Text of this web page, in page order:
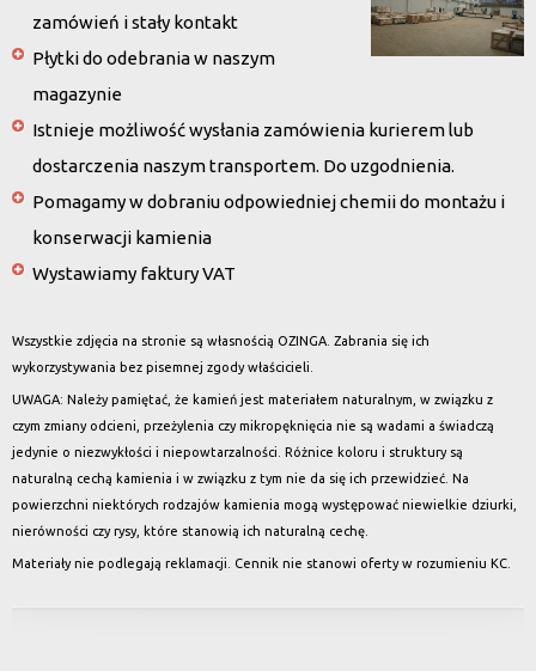
zamówień i stały kontakt
Płytki do odebrania w naszym
magazynie
Istnieje możliwość wysłania zamówienia kurierem lub
dostarczenia naszym transportem. Do uzgodnienia.
Pomagamy w dobraniu odpowiedniej chemii do montażu i
konserwacji kamienia
Wystawiamy faktury VAT
Wszystkie zdjęcia na stronie są własnością OZINGA. Zabrania się ich
wykorzystywania bez pisemnej zgody właścicieli.
UWAGA: Należy pamiętać, że kamień jest materiałem naturalnym, w związku z
czym zmiany odcieni, przeżylenia czy mikropęknięcia nie są wadami a świadczą
jedynie o niezwykłości i niepowtarzalności. Różnice koloru i struktury są
naturalną cechą kamienia i w związku z tym nie da się ich przewidzieć. Na
powierzchni niektórych rodzajów kamienia mogą występować niewielkie dziurki,
nierówności czy rysy, które stanowią ich naturalną cechę.
Materiały nie podlegają reklamacji. Cennik nie stanowi oferty w rozumieniu KC.